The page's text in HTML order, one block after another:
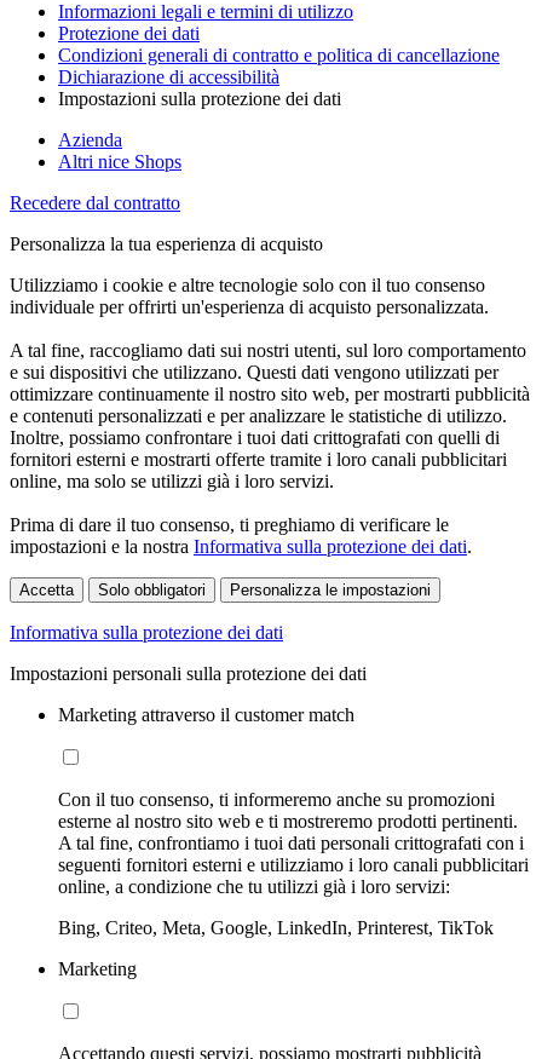
Informazioni legali e termini di utilizzo
Protezione dei dati
Condizioni generali di contratto e politica di cancellazione
Dichiarazione di accessibilità
Impostazioni sulla protezione dei dati
Azienda
Altri nice Shops
Recedere dal contratto
Personalizza la tua esperienza di acquisto
Utilizziamo i cookie e altre tecnologie solo con il tuo consenso
individuale per offrirti un'esperienza di acquisto personalizzata.
A tal fine, raccogliamo dati sui nostri utenti, sul loro comportamento
e sui dispositivi che utilizzano. Questi dati vengono utilizzati per
ottimizzare continuamente il nostro sito web, per mostrarti pubblicità
e contenuti personalizzati e per analizzare le statistiche di utilizzo.
Inoltre, possiamo confrontare i tuoi dati crittografati con quelli di
fornitori esterni e mostrarti offerte tramite i loro canali pubblicitari
online, ma solo se utilizzi già i loro servizi.
Prima di dare il tuo consenso, ti preghiamo di verificare le
impostazioni e la nostra Informativa sulla protezione dei dati.
Accetta Solo obbligatori Personalizza le impostazioni
Informativa sulla protezione dei dati
Impostazioni personali sulla protezione dei dati
Marketing attraverso il customer match
Con il tuo consenso, ti informeremo anche su promozioni
esterne al nostro sito web e ti mostreremo prodotti pertinenti.
A tal fine, confrontiamo i tuoi dati personali crittografati con i
seguenti fornitori esterni e utilizziamo i loro canali pubblicitari
online, a condizione che tu utilizzi già i loro servizi:
Bing, Criteo, Meta, Google, LinkedIn, Printerest, TikTok
Marketing
Accettando questi servizi, possiamo mostrarti pubblicità